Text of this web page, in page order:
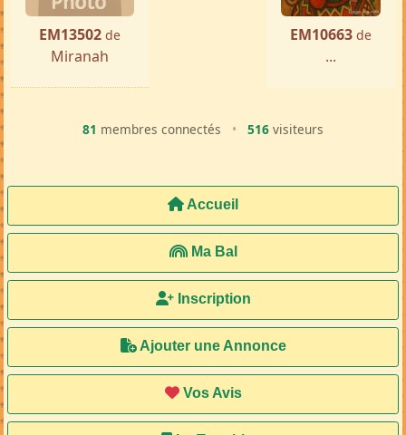
EM13502 de
Miranah
EM10663 de
...
81 membres connectés • 516 visiteurs
Accueil
Ma Bal
Inscription
Ajouter une Annonce
Vos Avis